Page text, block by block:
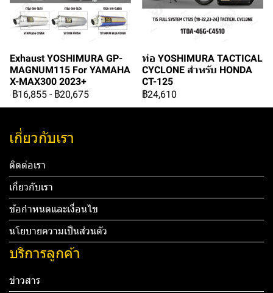
Exhaust YOSHIMURA GP-
MAGNUM115 For YAMAHA
X-MAX300 2023+
฿16,855 - ฿20,675
ท่อ YOSHIMURA TACTICAL
CYCLONE สำหรับ HONDA
CT-125
฿24,610
เกี่ยวกับเรา
ติดต่อเรา
เกี่ยวกับเรา
ข้อกำหนดและเงื่อนไข
นโยบายความเป็นส่วนตัว
บริการลูกค้า
ข่าวสาร